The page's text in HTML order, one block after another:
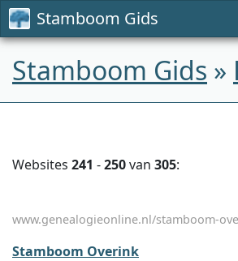
Stamboom Gids
Stamboom Gids »
Websites 241 -250van 305:
www.genealogieonline.nl/stamboom-
Stamboom Overink